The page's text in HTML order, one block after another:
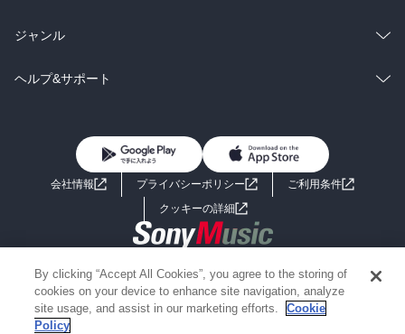
BL・TL
雑誌・グラビア
BL・TL
ラノベ
雑誌・グラビア
総合
ラノベ
ジャンル
コミック
ライトノベル 男子向けラノベ
小説
海外小説
ミステリー SF
歴史・時代小説
ヘルプ&サポート
よくあるご質問 お問い合わせ
会社情報 プライバシーポリシー
ご利用条件
クッキーの詳細
Copyright 2017 - 2026 Sony Music Entertainment(Japan) Inc.
Information on the site is for the Japan domestic market only
powered by
By clicking “Accept All Cookies”, you agree to the storing of
cookies on your device to enhance site navigation, analyze
site usage, and assist in our marketing efforts.
Cookie
Policy